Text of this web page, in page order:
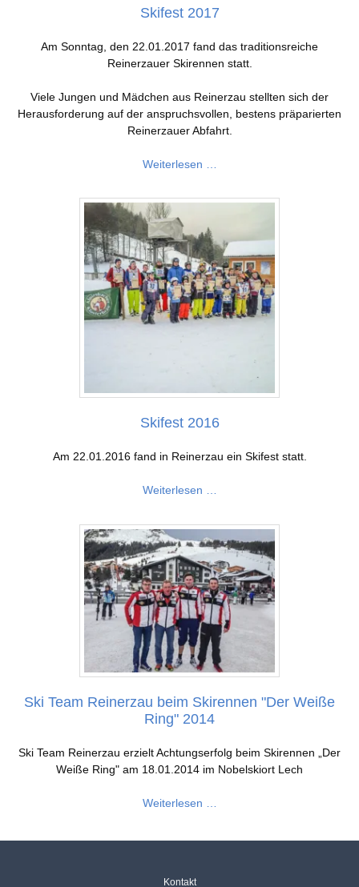
Skifest 2017
Am Sonntag, den 22.01.2017 fand das traditionsreiche
Reinerzauer Skirennen statt.
Viele Jungen und Mädchen aus Reinerzau stellten sich der
Herausforderung auf der anspruchsvollen, bestens präparierten
Reinerzauer Abfahrt.
Weiterlesen …
Skifest 2016
Am 22.01.2016 fand in Reinerzau ein Skifest statt.
Weiterlesen …
Ski Team Reinerzau beim Skirennen "Der Weiße
Ring" 2014
Ski Team Reinerzau erzielt Achtungserfolg beim Skirennen „Der
Weiße Ring" am 18.01.2014 im Nobelskiort Lech
Weiterlesen …
Kontakt